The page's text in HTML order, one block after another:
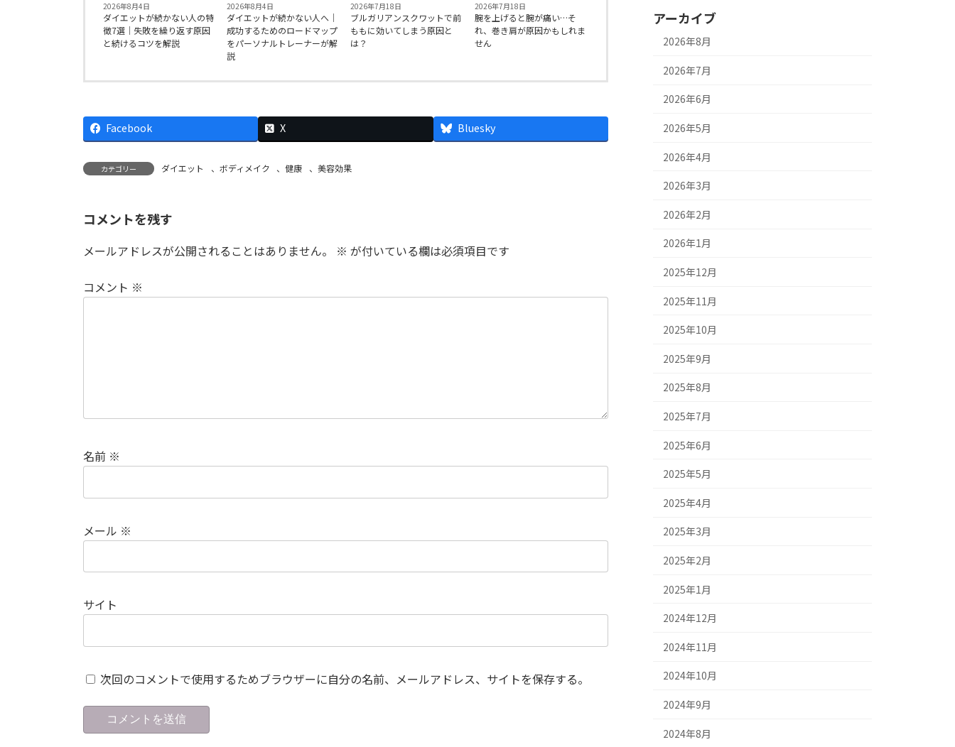
2026年8月4日
ダイエットが続かない人の特
徴7選｜失敗を繰り返す原因
と続けるコツを解説
2026年8月4日
ダイエットが続かない人へ｜
成功するためのロードマップ
をパーソナルトレーナーが解
説
2026年7月18日
ブルガリアンスクワットで前
ももに効いてしまう原因と
は？
2026年7月18日
腕を上げると腕が痛い…そ
れ、巻き肩が原因かもしれま
せん
Facebook X Bluesky
カテゴリー ダイエット 、 ボディメイク 、健康 、 美容効果
コメントを残す
メールアドレスが公開されることはありません。 ※ が付いている欄は必須項目です
コメント ※
名前 ※
メール ※
サイト
次回のコメントで使用するためブラウザーに自分の名前、メールアドレス、サイトを保存する。
アーカイブ
2026年8月
2026年7月
2026年6月
2026年5月
2026年4月
2026年3月
2026年2月
2026年1月
2025年12月
2025年11月
2025年10月
2025年9月
2025年8月
2025年7月
2025年6月
2025年5月
2025年4月
2025年3月
2025年2月
2025年1月
2024年12月
2024年11月
2024年10月
2024年9月
2024年8月